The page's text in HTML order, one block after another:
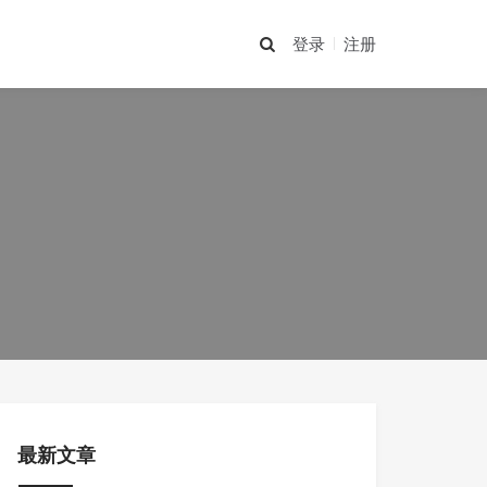
登录 注册
最新文章